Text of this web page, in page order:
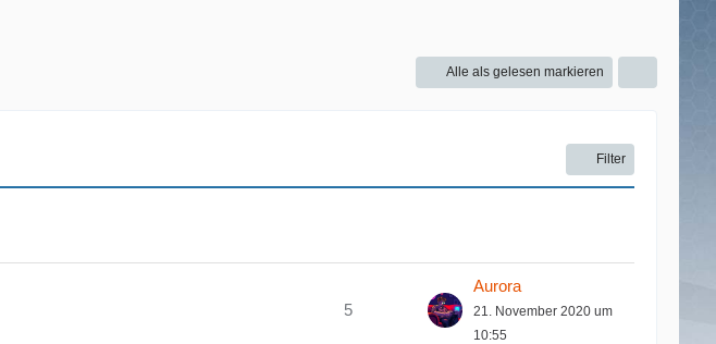
Alle als gelesen markieren
Filter
5
Aurora
21. November 2020 um
10:55